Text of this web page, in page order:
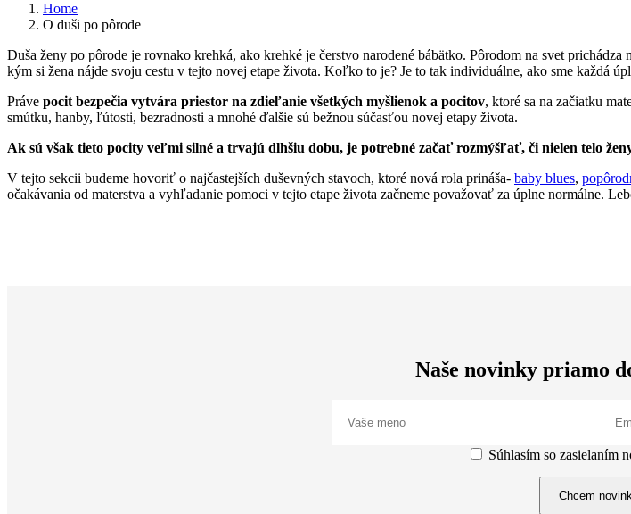
Home
O duši po pôrode
Duša ženy po pôrode je rovnako krehká, ako krehké je čerstvo narodené bábätko. Pôrodom na svet
kým si žena nájde svoju cestu v tejto novej etape života. Koľko to je? Je to tak individuálne, ako sme každá
Práve pocit bezpečia vytvára priestor na zdieľanie všetkých myšlienok a pocitov, ktoré sa na začiatku
smútku, hanby, ľútosti, bezradnosti a mnohé ďalšie sú bežnou súčasťou novej etapy života.
Ak sú však tieto pocity veľmi silné a trvajú dlhšiu dobu, je potrebné začať rozmýšľať, či nielen telo
V tejto sekcii budeme hovoriť o najčastejších duševných stavoch, ktoré nová rola prináša- baby blues,
očakávania od materstva a vyhľadanie pomoci v tejto etape života začneme považovať za úplne normálne.
Naše novinky priamo
Súhlasím so zasielaním
Chcem